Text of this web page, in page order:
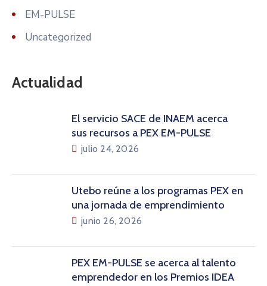
EM-PULSE
Uncategorized
Actualidad
El servicio SACE de INAEM acerca
sus recursos a PEX EM-PULSE
julio 24, 2026
Utebo reúne a los programas PEX en
una jornada de emprendimiento
junio 26, 2026
PEX EM-PULSE se acerca al talento
emprendedor en los Premios IDEA